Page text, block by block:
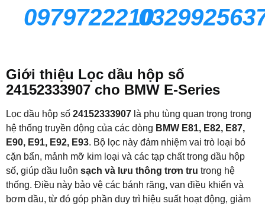
0979722210
Giới thiệu Lọc dầu hộp số
24152333907 cho BMW E‑Series
Lọc dầu hộp số 24152333907 là phụ tùng quan trọng trong
hệ thống truyền động của các dòng BMW E81, E82, E87,
E90, E91, E92, E93. Bộ lọc này đảm nhiệm vai trò loại bỏ
cặn bẩn, mảnh mỡ kim loại và các tạp chất trong dầu hộp
số, giúp dầu luôn sạch và lưu thông trơn tru trong hệ
thống. Điều này bảo vệ các bánh răng, van điều khiển và
bơm dầu, từ đó góp phần duy trì hiệu suất hoạt động, giảm